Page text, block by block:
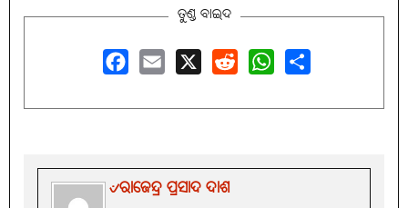
ତୁଣ୍ଡ ବାଇଦ
୰ରାଜେନ୍ଦ୍ର ପ୍ରସାଦ ଦାଶ